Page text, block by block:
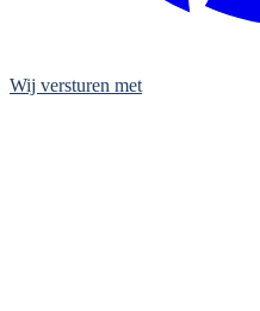
Wij versturen met